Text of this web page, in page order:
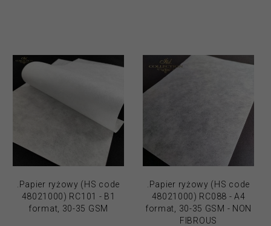
.Papier ryżowy (HS code
48021000) RC101 - B1
format, 30-35 GSM
.Papier ryżowy (HS code
48021000) RC088 - A4
format, 30-35 GSM - NON
FIBROUS